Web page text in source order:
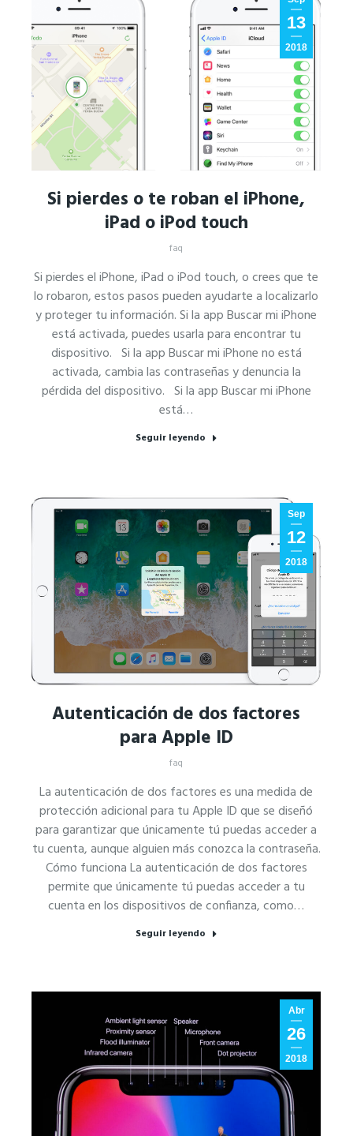
13
2018
Si pierdes o te roban el iPhone,
iPad o iPod touch
faq
Si pierdes el iPhone, iPad o iPod touch, o crees que te
lo robaron, estos pasos pueden ayudarte a localizarlo
y proteger tu información. Si la app Buscar mi iPhone
está activada, puedes usarla para encontrar tu
dispositivo. Si la app Buscar mi iPhone no está
activada, cambia las contraseñas y denuncia la
pérdida del dispositivo. Si la app Buscar mi iPhone
está…
Seguir leyendo
Sep
12
2018
Autenticación de dos factores
para Apple ID
faq
La autenticación de dos factores es una medida de
protección adicional para tu Apple ID que se diseñó
para garantizar que únicamente tú puedas acceder a
tu cuenta, aunque alguien más conozca la contraseña.
Cómo funciona La autenticación de dos factores
permite que únicamente tú puedas acceder a tu
cuenta en los dispositivos de confianza, como…
Seguir leyendo
Abr
26
2018